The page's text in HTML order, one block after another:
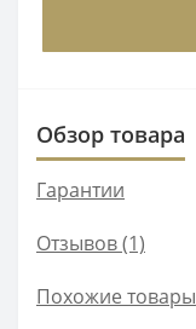
Обзор товара
Гарантии
Отзывов (1)
Похожие товары